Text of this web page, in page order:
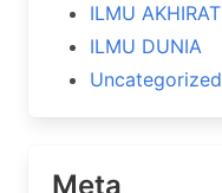
ILMU AKHIRAT
ILMU DUNIA
Uncategorized
Meta